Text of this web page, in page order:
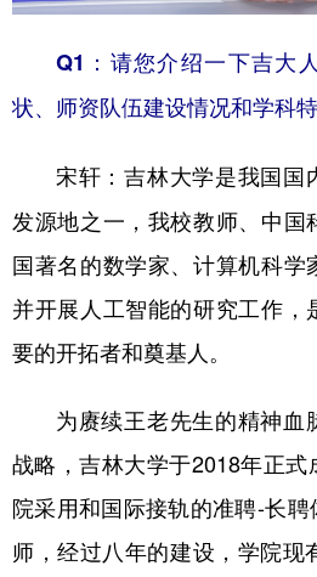
内蒙古
多语种频道
English Español
Русский язык
Q1：请您介绍一下吉大
状、师资队伍建设情况和学科
宋轩：吉林大学是我国国
发源地之一，我校教师、中国
国著名的数学家、计算机科学
并开展人工智能的研究工作，
要的开拓者和奠基人。
为赓续王老先生的精神血
战略，吉林大学于2018年正
院采用和国际接轨的准聘-长
师，经过八年的建设，学院现